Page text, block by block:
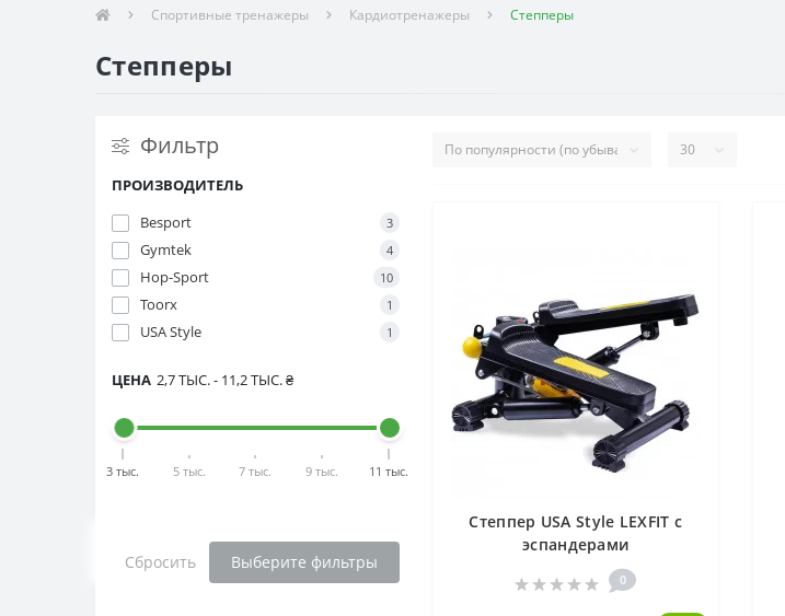
Спортивные тренажеры Кардиотренажеры Степперы
Степперы
Фильтр
ПРОИЗВОДИТЕЛЬ
Besport
3
Gymtek 4
Hop-Sport 10
Toorx 1
USA Style 1
2,7 ТЫС.- 11,2 ТЫС.₴
ЦЕНА
3 тыс. 5 тыс. 7 тыс. 9 тыс. 11 тыс.
Сбросить Выберите фильтры
Степпер USA Style LEXFIT с
эспандерами
0